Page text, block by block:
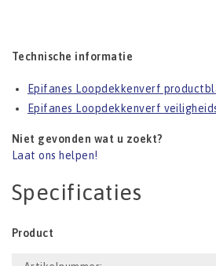
Technische informatie
Epifanes Loopdekkenverf
Epifanes Loopdekkenverf
Niet gevonden wat u zoekt?
Laat ons helpen!
Specificaties
Product